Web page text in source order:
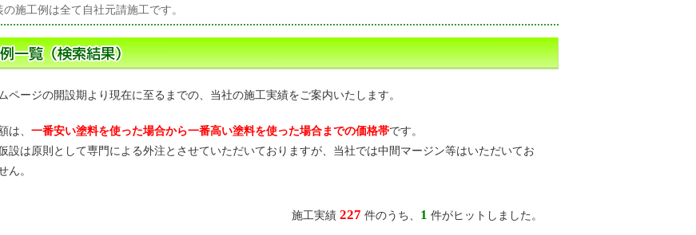
の施工例は全て自社元請施工です。
ページの開設期より現在に至るまでの、当社の施工実績をご案内いたします。
は、 一番安い塗料を使った場合から一番高い塗料を使った場合までの価格帯です。
設は原則として専門による外注とさせていただいておりますが、当社では中間マージン等はいただいてお
ん。
施工実績 227 件のうち、 1 件がヒットしました。